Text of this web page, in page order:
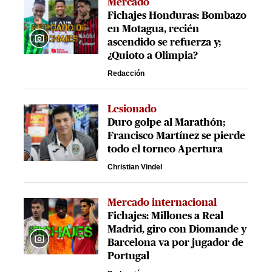
Mercado
Fichajes Honduras: Bombazo
en Motagua, recién
ascendido se refuerza y;
¿Quioto a Olimpia?
Redacción
Lesionado
Duro golpe al Marathón;
Francisco Martínez se pierde
todo el torneo Apertura
Christian Vindel
Mercado internacional
Fichajes: Millones a Real
Madrid, giro con Diomande y
Barcelona va por jugador de
Portugal